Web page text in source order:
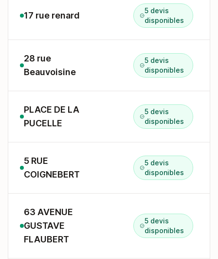
17 rue renard
5 devis
disponibles
28 rue
Beauvoisine
5 devis
disponibles
PLACE DE LA
PUCELLE
5 devis
disponibles
5 RUE
COIGNEBERT
5 devis
disponibles
63 AVENUE
GUSTAVE
FLAUBERT
5 devis
disponibles